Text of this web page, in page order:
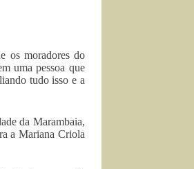
os moradores do
uma pessoa que
tudo isso e a
da Marambaia,
a Mariana Criola